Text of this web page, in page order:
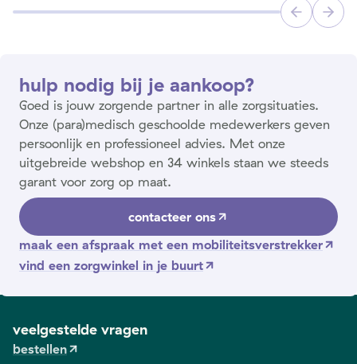
hulp nodig bij je aankoop?
Goed is jouw zorgende partner in alle zorgsituaties.
Onze (para)medisch geschoolde medewerkers geven
persoonlijk en professioneel advies. Met onze
uitgebreide webshop en 34 winkels staan we steeds
garant voor zorg op maat.
contacteer ons
maak een afspraak met een mobiliteitsverstrekker
vind een zorgwinkel in je buurt
veelgestelde vragen
bestellen